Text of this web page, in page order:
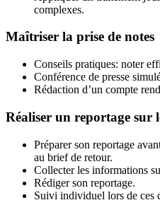
complexes.
Maîtriser la prise de notes
Conseils pratiques: noter
Conférence de presse
Rédaction d’un compte
Réaliser un reportage sur
Préparer son reportage
au brief de retour.
Collecter les informations
Rédiger son reportage.
Suivi individuel lors de ces